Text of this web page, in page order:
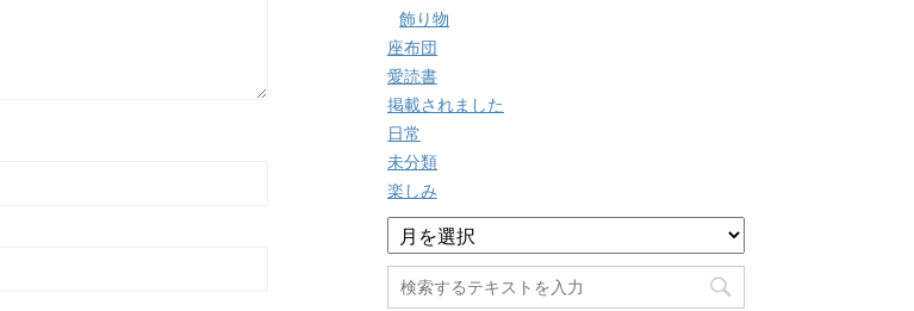
飾り物
座布団
愛読書
掲載されました
日常
未分類
楽しみ
ア
ー
カ
イ